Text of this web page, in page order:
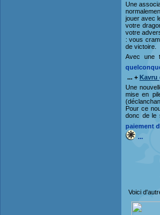
Une
jouer avec
votre
votre
: vous
de victoire.
Avec une
... + Kavru
Une
mise en
Pour ce
donc de le
paiement
...
Voici